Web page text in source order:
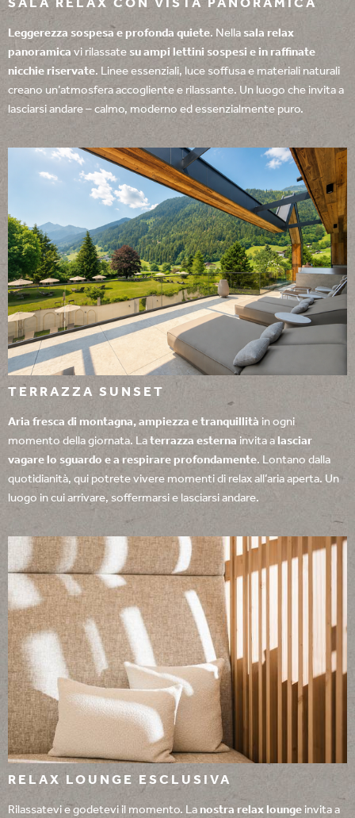
SALA RELAX CON VISTA PANORAMICA
Leggerezza sospesa e profonda quiete. Nella sala relax
panoramica vi rilassate su ampi lettini sospesi e in raffinate
nicchie riservate. Linee essenziali, luce soffusa e materiali naturali
creano un’atmosfera accogliente e rilassante. Un luogo che invita a
lasciarsi andare – calmo, moderno ed essenzialmente puro.
TERRAZZA SUNSET
Aria fresca di montagna, ampiezza e tranquillità in ogni
momento della giornata. La terrazza esterna invita a lasciar
vagare lo sguardo e a respirare profondamente. Lontano dalla
quotidianità, qui potrete vivere momenti di relax all’aria aperta. Un
luogo in cui arrivare, soffermarsi e lasciarsi andare.
RELAX LOUNGE ESCLUSIVA
Rilassatevi e godetevi il momento. La nostra relax lounge invita a